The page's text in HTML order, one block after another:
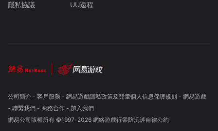
隱私協議 UU遠程
公司簡介- 客戶服務 - 網易遊戲隱私政策及兒童個人信息保護規則 - 網易遊戲
- 聯繫我們- 商務合作- 加入我們
網易公司版權所有 ©1997-2026 網絡遊戲行業防沉迷自律公約